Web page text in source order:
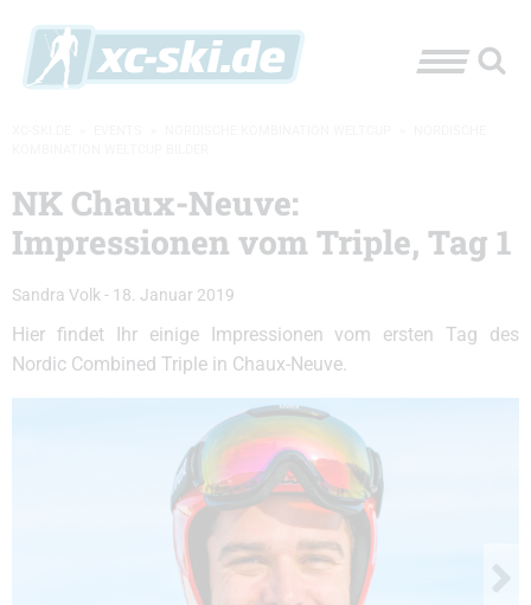
NK Chaux-Neuve:
Impressionen vom Triple, Tag 1
Sandra Volk- 18. Januar 2019
Hier findet Ihr einige Impressionen vom ersten Tag des
Nordic Combined Triple in Chaux-Neuve.